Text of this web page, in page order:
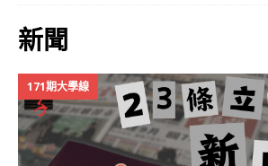
新聞
171期大學線